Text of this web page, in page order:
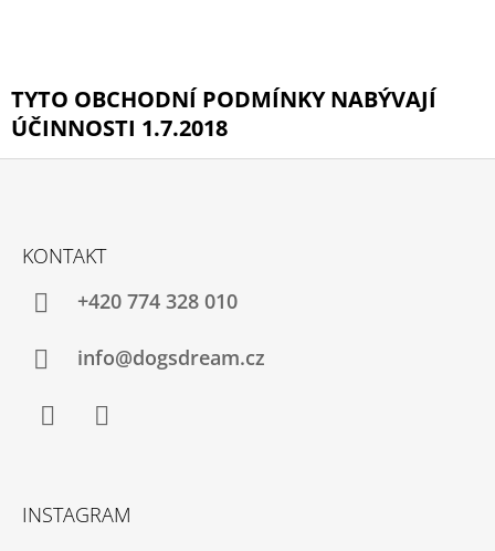
TYTO OBCHODNÍ PODMÍNKY NABÝVAJÍ
ÚČINNOSTI 1.7.2018
KONTAKT
+420 774 328 010
info@dogsdream.cz
INSTAGRAM